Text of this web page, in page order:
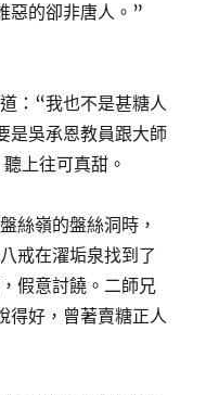
惡的卻非唐人。”
：“我也不是甚糖人
是吳承恩教員跟大師
上往可真甜。
絲嶺的盤絲洞時，
戒在濯垢泉找到了
假意討饒。二師兄
得好，曾著賣糖正人